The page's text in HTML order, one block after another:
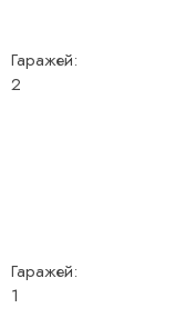
Гаражей:
2
Гаражей:
1